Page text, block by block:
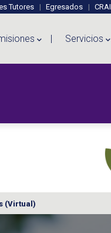
Virtual
Tutores Egresados CRAI
Servicios
(Virtual)